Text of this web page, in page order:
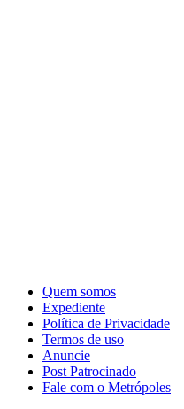
Quem somos
Expediente
Política de Privacidade
Termos de uso
Anuncie
Post Patrocinado
Fale com o Metrópoles